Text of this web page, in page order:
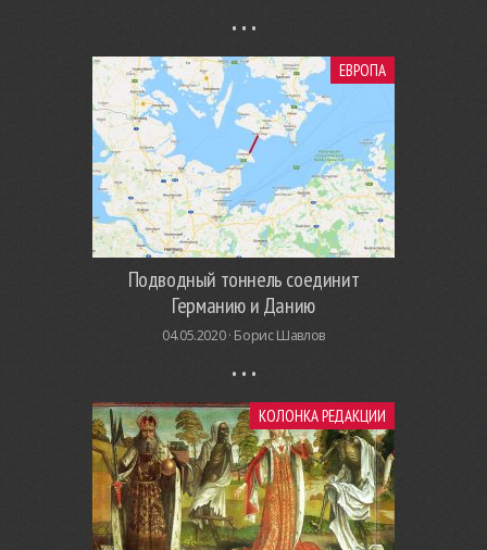
ЕВРОПА
Подводный тоннель соединит
Германию и Данию
04.05.2020 · Борис Шавлов
КОЛОНКА РЕДАКЦИИ